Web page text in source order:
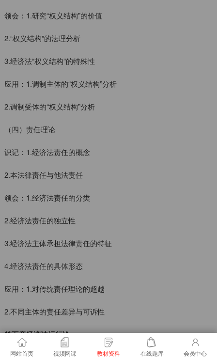
领会：1.研究“权义结构”的价值
2.“权义结构”的法理分析
3.经济法“权义结构”的特殊性
应用：1.调制主体的“权义结构”分析
2.调制受体的“权义结构”分析
（四）责任理论
识记：1.经济法责任的概念
2.本法律责任与他法责任
领会：1.经济法责任的分类
2.经济法责任的独立性
3.经济法主体承担法律责任的特征
4.经济法责任的具体形态
应用：1.对传统责任理论的超越
2.不同主体的责任差异与可诉性
第五章经济法运行论
学习目的与要求
网站首页 视频网课 教材资料 在线题库 会员中心